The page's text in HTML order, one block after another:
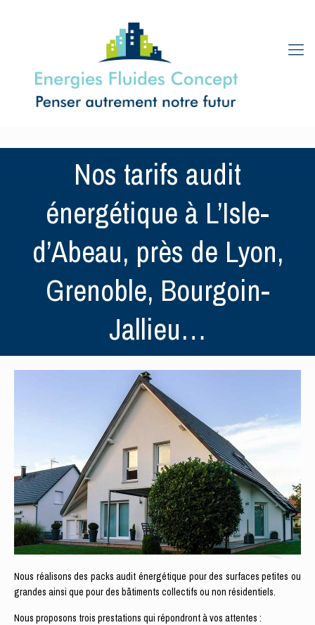
Nos tarifs audit
énergétique à L’Isle-
d’Abeau, près de Lyon,
Grenoble, Bourgoin-
Jallieu…
Nous réalisons des packs audit énergétique pour des surfaces petites ou
grandes ainsi que pour des bâtiments collectifs ou non résidentiels.
Nous proposons trois prestations qui répondront à vos attentes :